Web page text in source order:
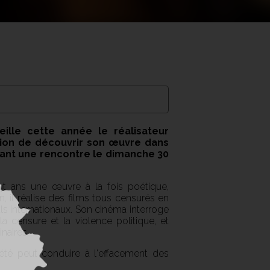
cette année le réalisateur
de découvrir son œuvre dans
une rencontre le dimanche 30
ans une œuvre à la fois poétique,
il réalise des films tous censurés en
internationaux. Son cinéma interroge
censure et la violence politique, et
peut conduire à l'effacement des